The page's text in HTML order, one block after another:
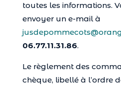
toutes les informations.
envoyer un e-mail à
06.77.11.31.86.
Le règlement des
chèque, libellé à l’ordre